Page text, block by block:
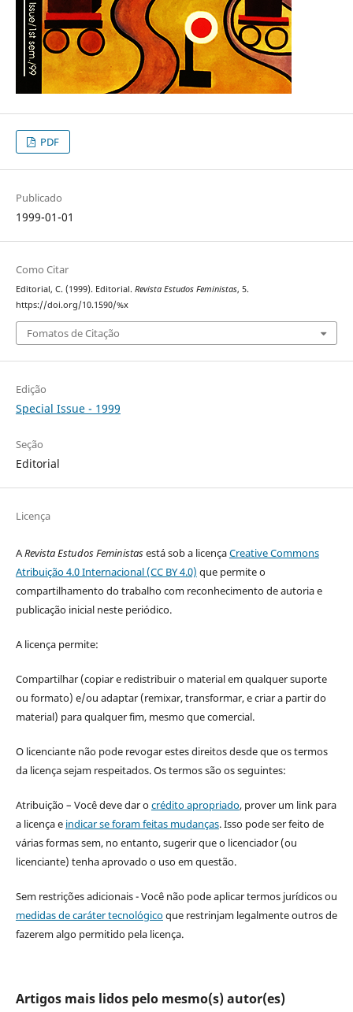
PDF
Publicado
1999-01-01
Como Citar
Editorial, C. (1999). Editorial. Revista Estudos Feministas, 5.
https://doi.org/10.1590/%x
Fomatos de Citação
Edição
Special Issue - 1999
Seção
Editorial
Licença
ARevista Estudos Feministasestá sob a licençaCreative Commons
Atribuição 4.0 Internacional (CC BY 4.0) que permite o
compartilhamento do trabalho com reconhecimento de autoria e
publicação inicial neste periódico.
A licença permite:
Compartilhar (copiar e redistribuir o material em qualquer suporte
ou formato) e/ou adaptar (remixar, transformar, e criar a partir do
material) para qualquer fim, mesmo que comercial.
O licenciante não pode revogar estes direitos desde que os termos
da licença sejam respeitados. Os termos são os seguintes:
Atribuição – Você deve dar ocrédito apropriado, prover um link para
a licença e indicar se foram feitas mudanças. Isso pode ser feito de
várias formas sem, no entanto, sugerir que o licenciador (ou
licenciante) tenha aprovado o uso em questão.
Sem restrições adicionais - Você não pode aplicar termos jurídicos ou
medidas de caráter tecnológicoque restrinjam legalmente outros de
fazerem algo permitido pela licença.
Artigos mais lidos pelo mesmo(s) autor(es)